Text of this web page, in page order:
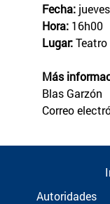
Fecha:
Hora: 16h00
Lugar:
Más
Blas Garzón
Correo
Autoridades